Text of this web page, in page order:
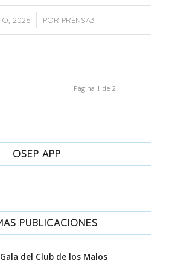
2026 POR PRENSA3
Página 1 de 2
OSEP APP
PUBLICACIONES
Gala del Club de los Malos